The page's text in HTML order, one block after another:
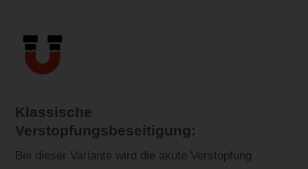
Klassische
Verstopfungsbeseitigung:
Bei dieser Variante wird die akute Verstopfung